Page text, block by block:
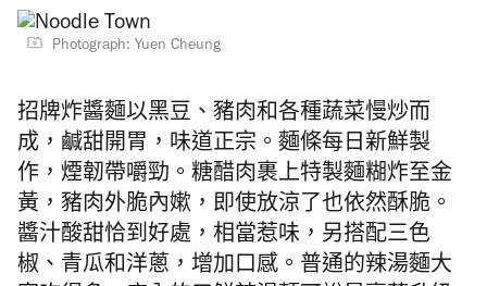
Photograph: Yuen Cheung
招牌炸醬麵以黑豆、豬肉和各種蔬菜慢炒而
成，鹹甜開胃，味道正宗。麵條每日新鮮製
作，煙韌帶嚼勁。 糖醋肉裹上特製麵糊炸至金
黃，豬肉外脆內嫰，即使放涼了也依然酥脆。
醬汁酸甜恰到好處，相當惹味，另搭配三色
椒、青瓜和洋蔥，增加口感。 普通的辣湯麵大